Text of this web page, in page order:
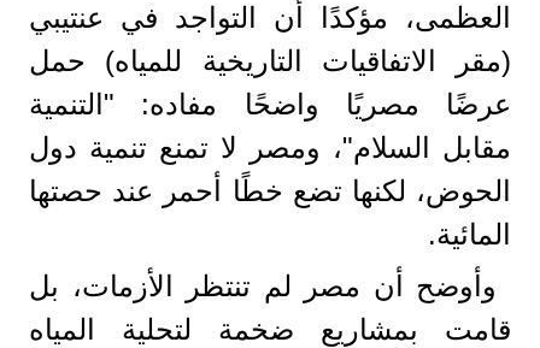
العظمى، مؤكدًا أن التواجد في عنتيبي
(مقر الاتفاقيات التاريخية للمياه) حمل
عرضًا مصريًا واضحًا مفاده: "التنمية
مقابل السلام"، ومصر لا تمنع تنمية دول
الحوض، لكنها تضع خطًا أحمر عند حصتها
المائية.
وأوضح أن مصر لم تنتظر الأزمات، بل
قامت بمشاريع ضخمة لتحلية المياه